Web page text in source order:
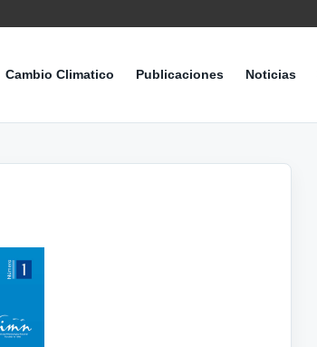
Cambio Climatico Publicaciones Noticias